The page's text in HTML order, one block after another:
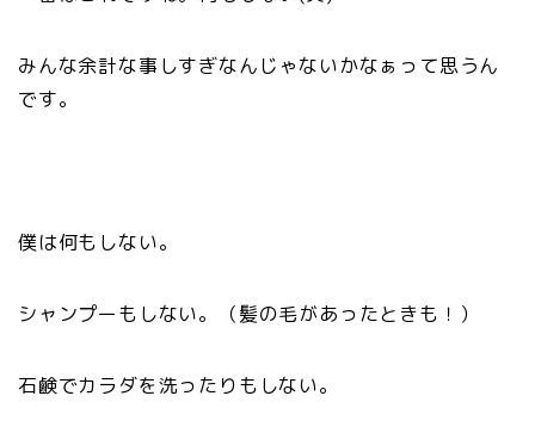
みんな余計な事しすぎなんじゃないかなぁって思うん
です。
僕は何もしない。
シャンプーもしない。（髪の毛があったときも！）
石鹸でカラダを洗ったりもしない。